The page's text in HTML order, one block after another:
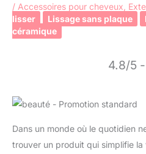
/ Accessoires pour cheveux
lisser
Lissage sans plaque
céramique
4.8/5
Dans un monde où le quotidien
trouver un produit qui simplifie